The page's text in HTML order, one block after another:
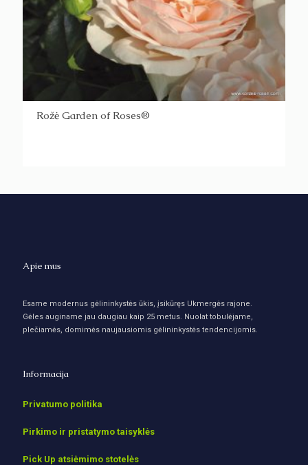
Rožė Garden of Roses®
Apie mus
Esame modernus gėlininkystės ūkis, įsikūręs Ukmergės rajone.
Gėles auginame jau daugiau kaip 25 metus. Nuolat tobulėjame,
plečiamės, domimės naujausiomis gėlininkystės tendencijomis.
Informacija
Privatumo politika
Pirkimo ir pristatymo taisyklės
Pick Up atsiėmimo stotelės